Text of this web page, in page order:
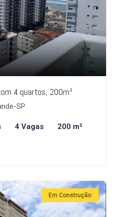
4 quartos, 200m²
SP
4 Vagas 200 m²
Em Construção